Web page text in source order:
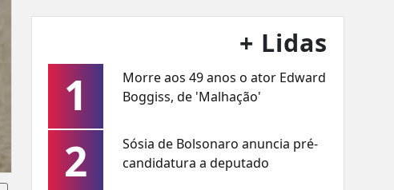
+ Lidas
1
Morre aos 49 anos o ator Edward
Boggiss, de 'Malhação'
2
Sósia de Bolsonaro anuncia pré-
candidatura a deputado